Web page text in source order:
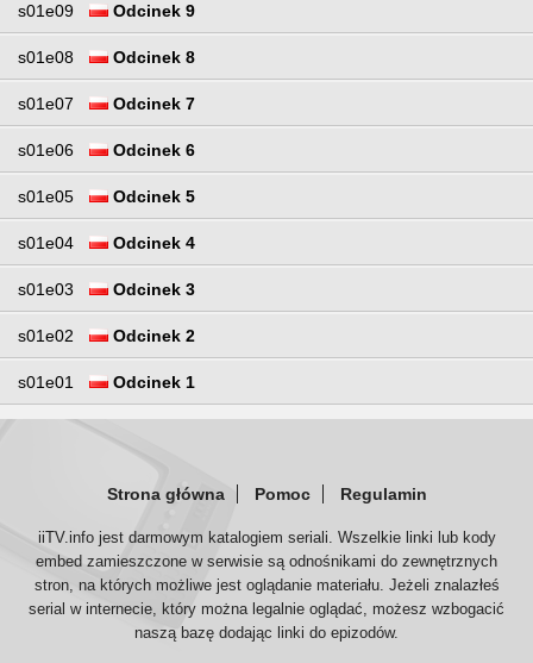
s01e09 Odcinek 9
s01e08 Odcinek 8
s01e07 Odcinek 7
s01e06 Odcinek 6
s01e05 Odcinek 5
s01e04 Odcinek 4
s01e03 Odcinek 3
s01e02 Odcinek 2
s01e01 Odcinek 1
Strona główna Pomoc Regulamin
iiTV.info jest darmowym katalogiem seriali. Wszelkie linki lub kody
embed zamieszczone w serwisie są odnośnikami do zewnętrznych
stron, na których możliwe jest oglądanie materiału. Jeżeli znalazłeś
serial w internecie, który można legalnie oglądać, możesz wzbogacić
naszą bazę dodając linki do epizodów.